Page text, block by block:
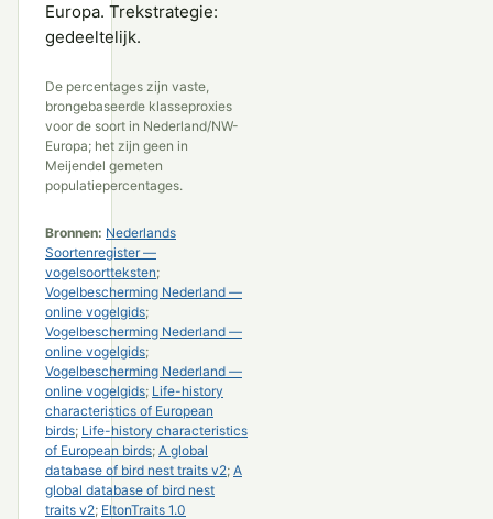
Europa. Trekstrategie:
gedeeltelijk.
De percentages zijn vaste,
brongebaseerde klasseproxies
voor de soort in Nederland/NW-
Europa; het zijn geen in
Meijendel gemeten
populatiepercentages.
Bronnen: Nederlands
Soortenregister —
vogelsoortteksten;
Vogelbescherming Nederland —
online vogelgids;
Vogelbescherming Nederland —
online vogelgids;
Vogelbescherming Nederland —
online vogelgids; Life-history
characteristics of European
birds; Life-history characteristics
of European birds; A global
database of bird nest traits v2; A
global database of bird nest
traits v2; EltonTraits 1.0